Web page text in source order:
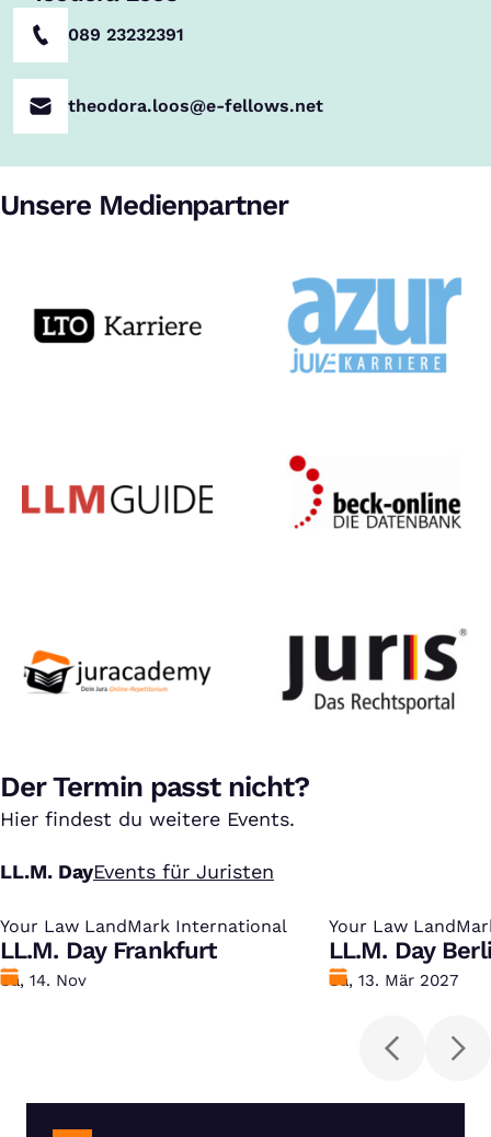
089 23232391
theodora.loos@e-fellows.net
Unsere Medienpartner
Der Termin passt nicht?
Hier findest du weitere Events.
LL.M. DayEvents für Juristen
Your Law LandMark International
:
LL.M. Day Frankfurt
Datum
Sa, 14. Nov
Your Law
:
LL.M. Day
Datum
Sa, 13. Mär 2027